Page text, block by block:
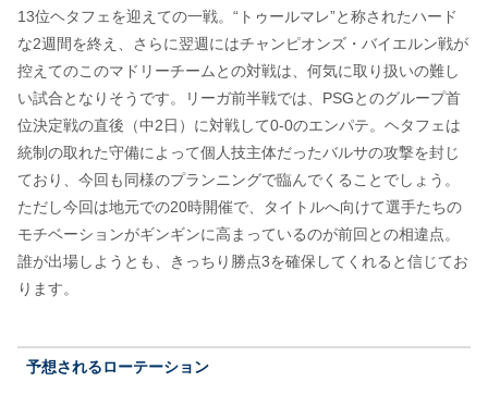
13位ヘタフェを迎えての一戦。“トゥールマレ”と称されたハード
な2週間を終え、さらに翌週にはチャンピオンズ・バイエルン戦が
控えてのこのマドリーチームとの対戦は、何気に取り扱いの難し
い試合となりそうです。リーガ前半戦では、PSGとのグループ首
位決定戦の直後（中2日）に対戦して0-0のエンパテ。ヘタフェは
統制の取れた守備によって個人技主体だったバルサの攻撃を封じ
ており、今回も同様のプランニングで臨んでくることでしょう。
ただし今回は地元での20時開催で、タイトルへ向けて選手たちの
モチベーションがギンギンに高まっているのが前回との相違点。
誰が出場しようとも、きっちり勝点3を確保してくれると信じてお
ります。
予想されるローテーション